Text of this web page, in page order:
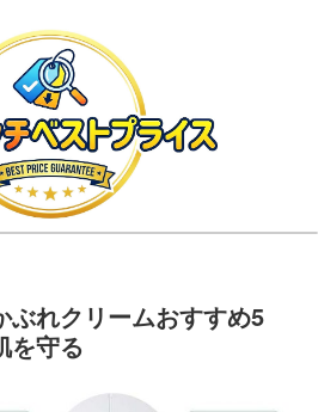
ぶれクリームおすすめ5
を守る